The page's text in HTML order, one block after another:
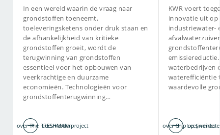
In een wereld waarin de vraag naar
grondstoffen toeneemt,
toeleveringsketens onder druk staan en
de afhankelijkheid van kritieke
grondstoffen groeit, wordt de
terugwinning van grondstoffen
essentieel voor het opbouwen van
veerkrachtige en duurzame
economieën. Technologieën voor
grondstoffenterugwinning…
Lees verder
KWR voert
innovatie uit op
industriewater-
waterbedrijven
waterefficiëntie
waardevolle
Lees verder
over The FRESHMAN-project over Grip op